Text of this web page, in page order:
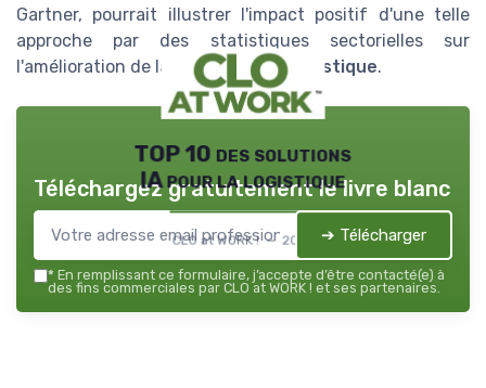
Gartner, pourrait illustrer l'impact positif d'une telle
approche par des statistiques sectorielles sur
l'amélioration de la
performance logistique.
TOP 10 des solutions
IA pour la logistique
CLO at WORK ! — 2026
Téléchargez gratuitement le livre blanc
➔ Télécharger
* En remplissant ce formulaire, j’accepte d’être contacté(e) à
des fins commerciales par CLO at WORK ! et ses partenaires.